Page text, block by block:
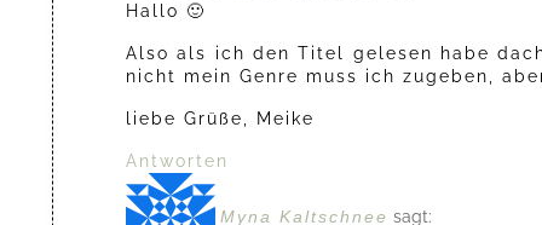
Hallo 🙂
Also als ich den Titel gelesen habe
nicht mein Genre muss ich zugeben,
liebe Grüße, Meike
Antworten
Myna Kaltschnee sagt: